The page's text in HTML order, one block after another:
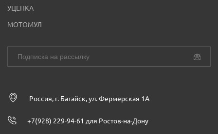
УЦЕНКА
МОТОМУЛ
Россия, г. Батайск, ул. Фермерская 1А
+7(928) 229-94-61 для Ростов-на-Дону